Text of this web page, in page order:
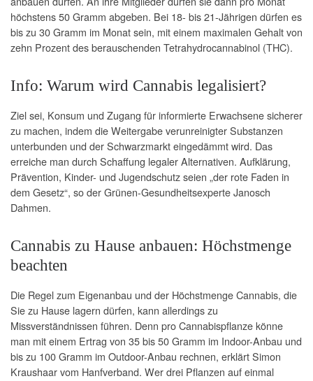
höchstens 50 Gramm abgeben. Bei 18- bis 21-Jährigen dürfen es
bis zu 30 Gramm im Monat sein, mit einem maximalen Gehalt von
zehn Prozent des berauschenden Tetrahydrocannabinol (THC).
Info: Warum wird Cannabis legalisiert?
Ziel sei, Konsum und Zugang für informierte Erwachsene sicherer
zu machen, indem die Weitergabe verunreinigter Substanzen
unterbunden und der Schwarzmarkt eingedämmt wird. Das
erreiche man durch Schaffung legaler Alternativen. Aufklärung,
Prävention, Kinder- und Jugendschutz seien „der rote Faden in
dem Gesetz“, so der Grünen-Gesundheitsexperte Janosch
Dahmen.
Cannabis zu Hause anbauen: Höchstmenge
beachten
Die Regel zum Eigenanbau und der Höchstmenge Cannabis, die
Sie zu Hause lagern dürfen, kann allerdings zu
Missverständnissen führen. Denn pro Cannabispflanze könne
man mit einem Ertrag von 35 bis 50 Gramm im Indoor-Anbau und
bis zu 100 Gramm im Outdoor-Anbau rechnen, erklärt Simon
Kraushaar vom Hanfverband. Wer drei Pflanzen auf einmal